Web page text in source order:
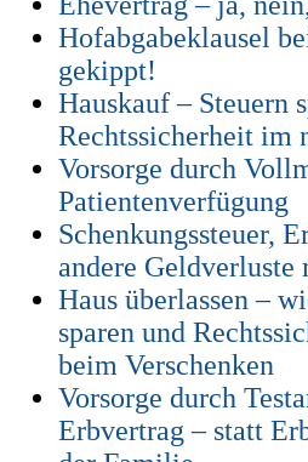
Hofabgabeklausel
gekippt!
Hauskauf – Steuern
Rechtssicherheit im
Vorsorge durch
Patientenverfügung
Schenkungssteuer,
andere Geldverluste
Haus überlassen –
sparen und
beim Verschenken
Vorsorge durch
Erbvertrag – statt